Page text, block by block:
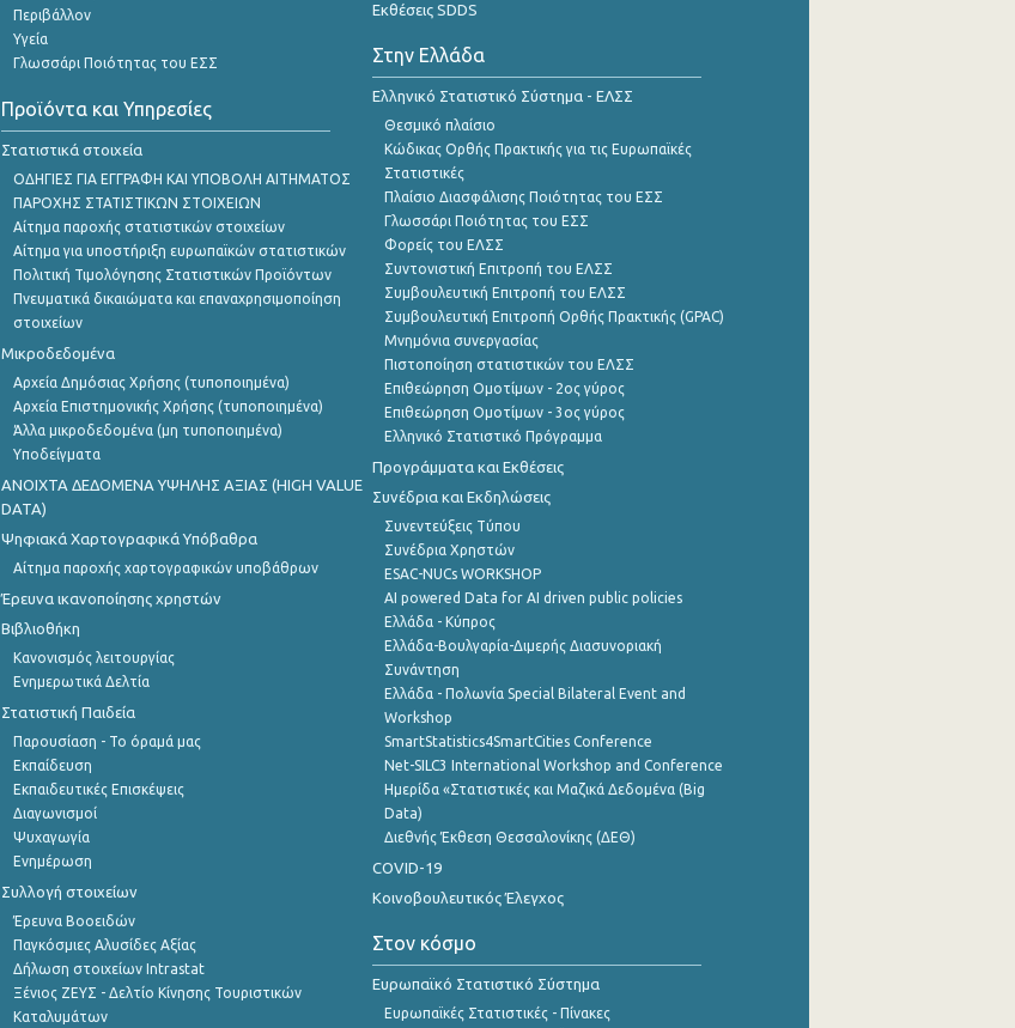
Περιβάλλον
Υγεία
Γλωσσάρι Ποιότητας του ΕΣΣ
Προϊόντα και Υπηρεσίες
Στατιστικά στοιχεία
ΟΔΗΓΙΕΣ ΓΙΑ ΕΓΓΡΑΦΗ ΚΑΙ ΥΠΟΒΟΛΗ ΑΙΤΗΜΑΤΟΣ
ΠΑΡΟΧΗΣ ΣΤΑΤΙΣΤΙΚΩΝ ΣΤΟΙΧΕΙΩΝ
Αίτημα παροχής στατιστικών στοιχείων
Αίτημα για υποστήριξη ευρωπαϊκών στατιστικών
Πολιτική Τιμολόγησης Στατιστικών Προϊόντων
Πνευματικά δικαιώματα και επαναχρησιμοποίηση
στοιχείων
Μικροδεδομένα
Αρχεία Δημόσιας Χρήσης (τυποποιημένα)
Αρχεία Επιστημονικής Χρήσης (τυποποιημένα)
Άλλα μικροδεδομένα (μη τυποποιημένα)
Υποδείγματα
ANOIXTA ΔΕΔΟΜΕΝΑ ΥΨΗΛΗΣ ΑΞΙΑΣ (HIGH VALUE
DATA)
Ψηφιακά Χαρτογραφικά Υπόβαθρα
Αίτημα παροχής χαρτογραφικών υποβάθρων
Έρευνα ικανοποίησης χρηστών
Βιβλιοθήκη
Κανονισμός λειτουργίας
Ενημερωτικά Δελτία
Στατιστική Παιδεία
Παρουσίαση - Το όραμά μας
Εκπαίδευση
Εκπαιδευτικές Επισκέψεις
Διαγωνισμοί
Ψυχαγωγία
Ενημέρωση
Συλλογή στοιχείων
Έρευνα Βοοειδών
Παγκόσμιες Αλυσίδες Αξίας
Δήλωση στοιχείων Intrastat
Ξένιος ΖΕΥΣ - Δελτίο Κίνησης Τουριστικών
Καταλυμάτων
Εκθέσεις SDDS
Στην Ελλάδα
Ελληνικό Στατιστικό Σύστημα - ΕΛΣΣ
Θεσμικό πλαίσιο
Κώδικας Ορθής Πρακτικής για τις Ευρωπαϊκές
Στατιστικές
Πλαίσιο Διασφάλισης Ποιότητας του ΕΣΣ
Γλωσσάρι Ποιότητας του ΕΣΣ
Φορείς του ΕΛΣΣ
Συντονιστική Επιτροπή του ΕΛΣΣ
Συμβουλευτική Επιτροπή του ΕΛΣΣ
Συμβουλευτική Επιτροπή Ορθής Πρακτικής (GPAC)
Μνημόνια συνεργασίας
Πιστοποίηση στατιστικών του ΕΛΣΣ
Επιθεώρηση Ομοτίμων - 2ος γύρος
Επιθεώρηση Ομοτίμων - 3ος γύρος
Ελληνικό Στατιστικό Πρόγραμμα
Προγράμματα και Εκθέσεις
Συνέδρια και Εκδηλώσεις
Συνεντεύξεις Τύπου
Συνέδρια Χρηστών
ESAC-NUCs WORKSHOP
AI powered Data for AI driven public policies
Ελλάδα - Κύπρος
Ελλάδα-Βουλγαρία-Διμερής Διασυνοριακή
Συνάντηση
Ελλάδα - Πολωνία Special Bilateral Event and
Workshop
SmartStatistics4SmartCities Conference
Net-SILC3 International Workshop and Conference
Ημερίδα «Στατιστικές και Μαζικά Δεδομένα (Big
Data)
Διεθνής Έκθεση Θεσσαλονίκης (ΔΕΘ)
COVID-19
Κοινοβουλευτικός Έλεγχος
Στον κόσμο
Ευρωπαϊκό Στατιστικό Σύστημα
Ευρωπαϊκές Στατιστικές - Πίνακες